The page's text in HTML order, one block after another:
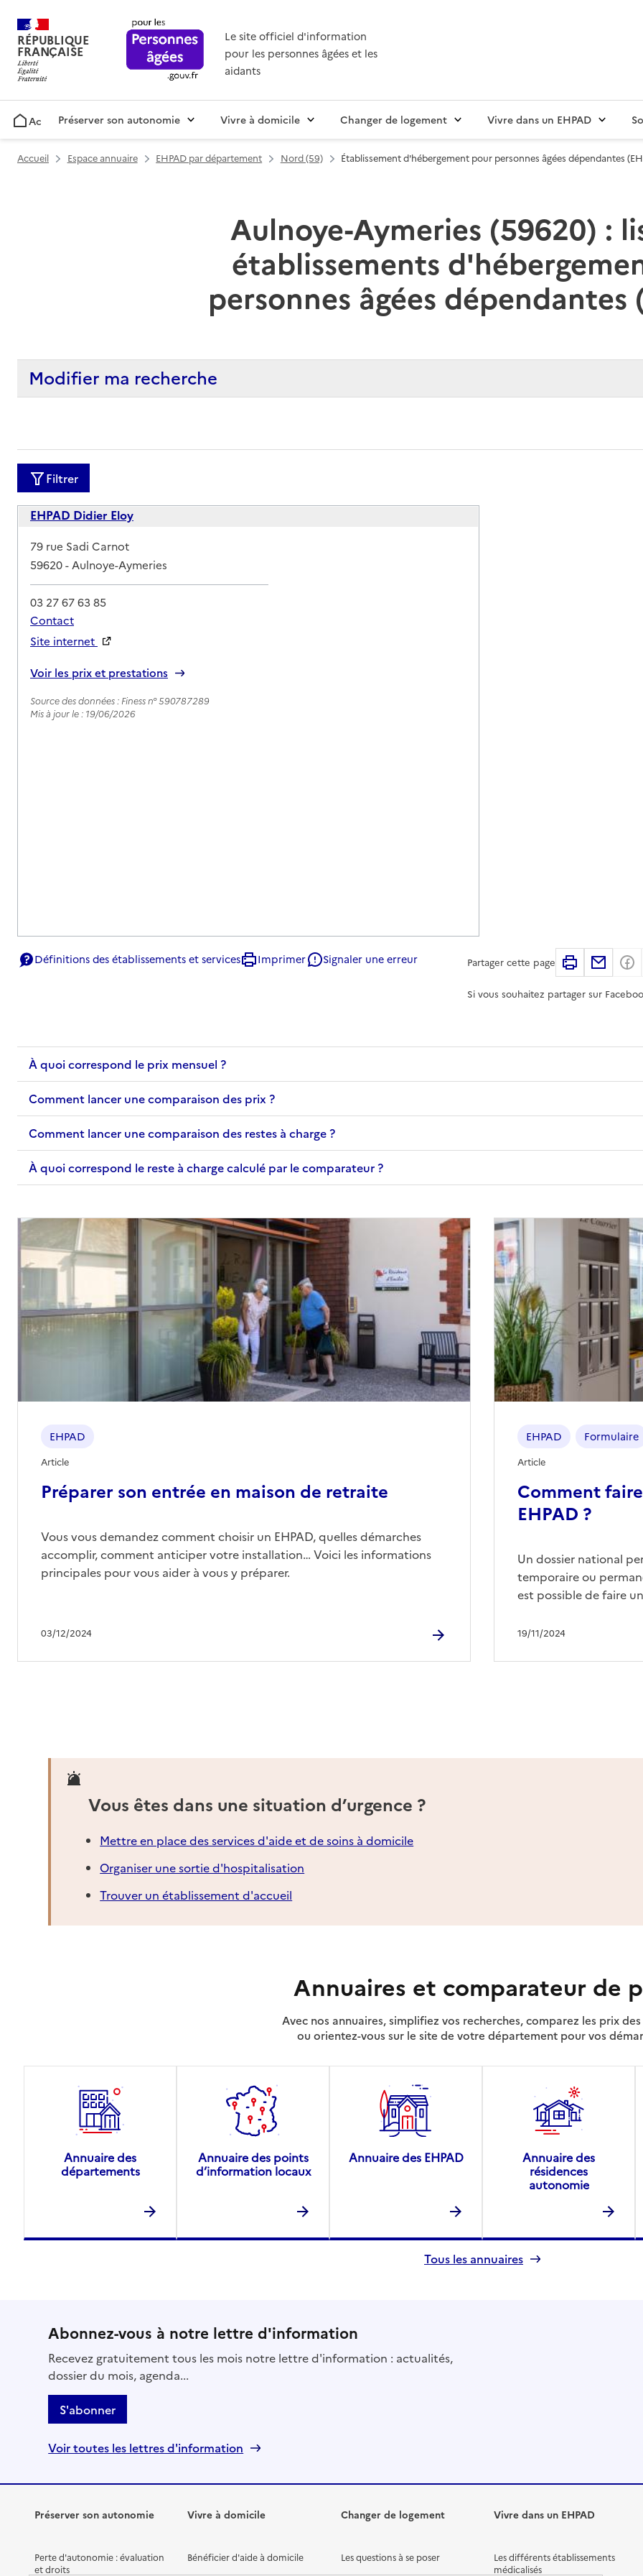
RÉPUBLIQUE
FRANÇAISE
Le site officiel d'information
pour les personnes âgées et les
aidants
AccueilPréserver son autonomie Vivre à domicile Changer de logement Vivre dans un EHPAD
Accueil Espace annuaire EHPAD par département Nord (59) Établissement d'hébergement pour personnes âgées dépendantes
Aulnoye-Aymeries (59620) :
établissements
personnes âgées dépendantes
Modifier ma recherche
Filtrer
EHPAD Didier Eloy
Adresse
79 rue Sadi Carnot
59620- Aulnoye-Aymeries
03 27 67 63 85
Contact
Site internet
Voir les prix et prestations
Source des données : Finess n° 590787289
Mis à jour le : 19/06/2026
Définitions des établissements et services Imprimer Signaler une erreur Partager cette page Imprimer
Si vous souhaitez partager sur
À quoi correspond le prix mensuel ?
Comment lancer une comparaison des prix ?
Comment lancer une comparaison des restes à charge ?
À quoi correspond le reste à charge calculé par le comparateur ?
Préparer son entrée en maison de retraite
03/12/2024
EHPAD
Article
Vous vous demandez comment choisir un EHPAD, quelles démarches
accomplir, comment anticiper votre installation… Voici les informations
principales pour vous aider à vous y préparer.
Comment
EHPAD ?
19/11/2024
EHPAD Formulaire
Article
Un dossier national
temporaire ou
est possible de faire
Vous êtes dans une situation d’urgence ?
Mettre en place des services d'aide et de soins à domicile
Organiser une sortie d'hospitalisation
Trouver un établissement d'accueil
Annuaires et comparateur de
Avec nos annuaires, simplifiez vos recherches, comparez les prix des
ou orientez-vous sur le site de votre département pour vos
Annuaire des
départements
Annuaire des points
d’information locaux
Annuaire des EHPAD
Annuaire des
résidences
autonomie
Tous les annuaires
Abonnez-vous à notre lettre d'information
Recevez gratuitement tous les mois notre lettre d'information : actualités,
dossier du mois, agenda...
S'abonner
Voir toutes les lettres d'information
Préserver son autonomie
Perte d'autonomie : évaluation
et droits
Vivre à domicile
Bénéficier d'aide à domicile
Changer de logement
Les questions à se poser
Vivre dans un EHPAD
Les différents établissements
médicalisés